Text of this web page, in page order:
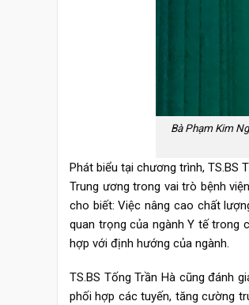
Bà Phạm Kim
Phát biểu tại chương trình, TS.BS
Trung ương trong vai trò bệnh
cho biết: Việc nâng cao chất
quan trọng của ngành Y tế trong
hợp với định hướng của ngành.
TS.BS Tống Trần Hà cũng đánh
phối hợp các tuyến, tăng cường